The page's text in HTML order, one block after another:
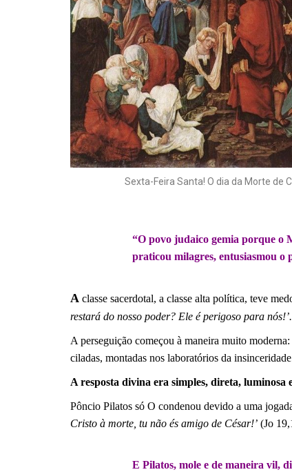
Sexta-Feira Santa! O dia da Morte de
“O povo judaico gemia porque o
praticou milagres, entusiasmou o
A classe sacerdotal, a classe alta política, teve
restará do nosso poder? Ele é perigoso para nós!’.
A perseguição começou à maneira muito
ciladas, montadas nos laboratórios da
A resposta divina era simples, direta, luminosa
Pôncio Pilatos só O condenou devido a uma
Cristo à morte, tu não és amigo de César!’ (Jo
E Pilatos, mole e de maneira vil,